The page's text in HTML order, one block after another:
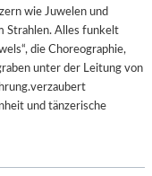
wie Juwelen und
Strahlen. Alles funkelt
die Choreographie,
unter der Leitung von
und tänzerische